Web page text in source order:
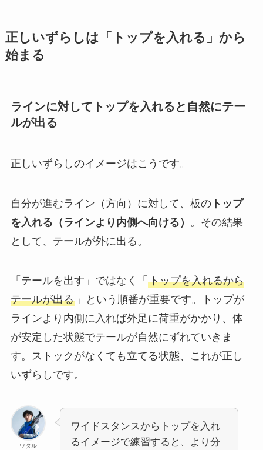
正しいずらしは「トップを入れる」から
始まる
ラインに対してトップを入れると自然にテー
ルが出る
正しいずらしのイメージはこうです。
自分が進むライン（方向）に対して、板のトップ
を入れる（ラインより内側へ向ける）
。その結果
として、テールが外に出る。
「テールを出す」ではなく「 トップを入れるから
テールが出る」という順番が重要です。トップが
ラインより内側に入れば外足に荷重がかかり、体
が安定した状態でテールが自然にずれていきま
す。ストックがなくても立てる状態、これが正し
いずらしです。
ワタル
ワイドスタンスからトップを入れ
るイメージで練習すると、より分